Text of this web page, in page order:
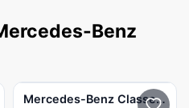
Benz
A 180 CDi BlueEfficiency Edition
Mercedes-Benz Classe A